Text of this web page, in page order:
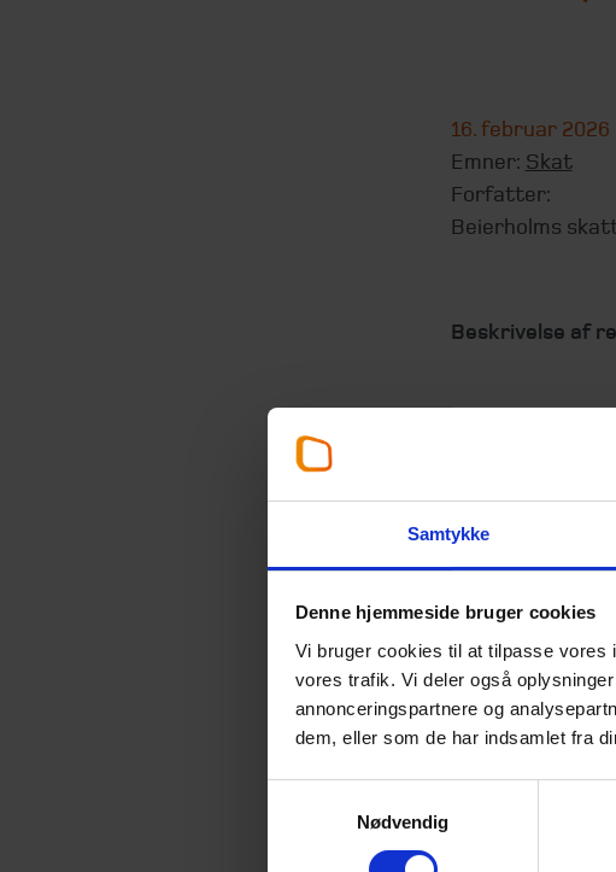
Samtykke
Denne hjemmeside bruger cookies
Vi bruger cookies til at tilpasse vores
vores trafik. Vi deler også
annonceringspartnere og
dem, eller som de har indsamlet fra
Nødvendig
16. februar 2026
Emner: Skat
Forfatter:
Beierholms
Beskrivelse af
Læs mere om
Publikationen